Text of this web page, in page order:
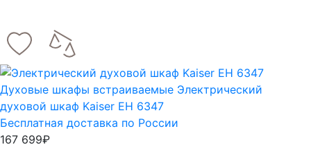
Духовые шкафы встраиваемые Электрический
духовой шкаф Kaiser EH 6347
Бесплатная доставка по России
167 699₽